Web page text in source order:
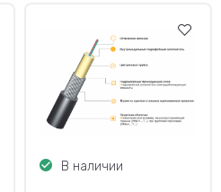
В наличии